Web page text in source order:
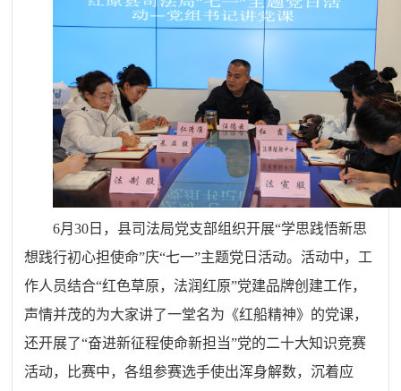
6月30日，县司法局党支部组织开展“学思践悟新思
想践行初心担使命”庆“七一”主题党日活动。活动中，工
作人员结合“红色草原，法润红原”党建品牌创建工作，
声情并茂的为大家讲了一堂名为《红船精神》的党课，
还开展了“奋进新征程使命新担当”党的二十大知识竞赛
活动，比赛中，各组参赛选手使出浑身解数，沉着应